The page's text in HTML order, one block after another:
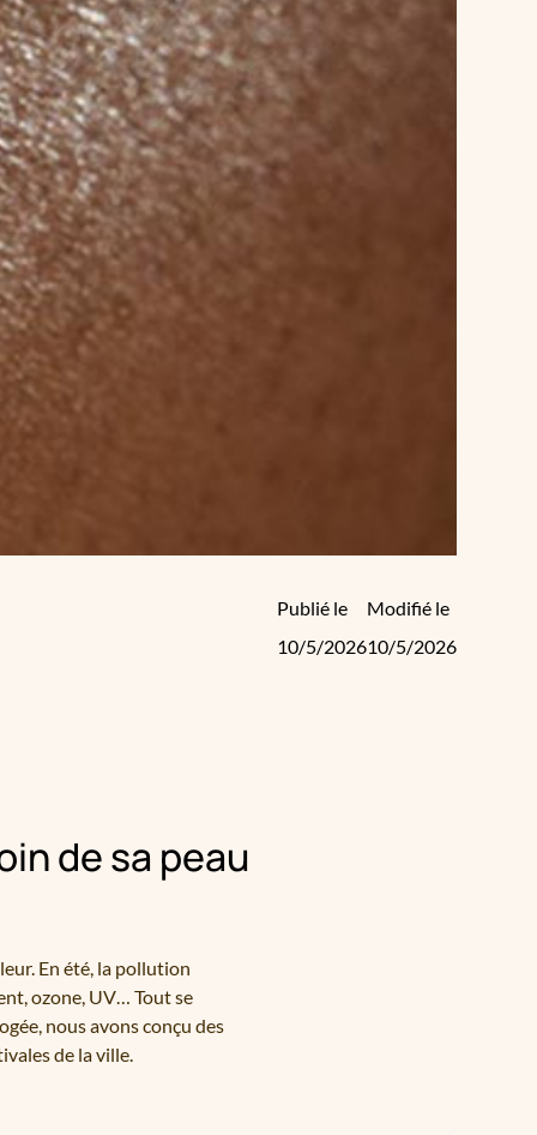
Publié le
10/5/2026
Modifié le
10/5/2026
de sa peau
En été, la pollution
ozone, UV… Tout se
nous avons conçu des
de la ville.